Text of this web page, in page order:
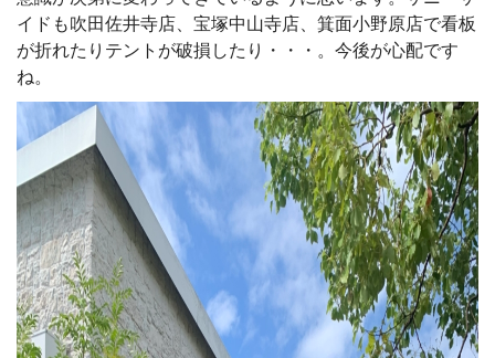
イドも吹田佐井寺店、宝塚中山寺店、箕面小野原店で看板
が折れたりテントが破損したり・・・。今後が心配です
ね。